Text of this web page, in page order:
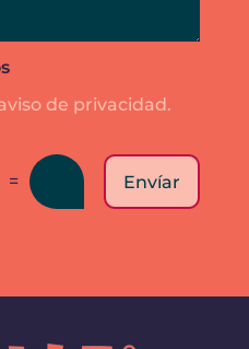
de privacidad.
= Envíar